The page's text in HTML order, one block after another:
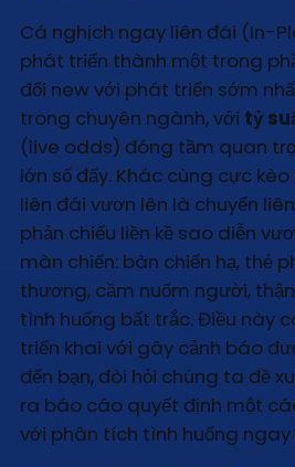
Cá nghịch ngay liên đái (In-
phát triển thành một trong
đổi new với phát triển sớm
trong chuyên ngành, với tỷ
(live odds) đóng tầm quan
lớn số đấy. Khác cùng cực
liên đái vươn lên là chuyển
phản chiếu liền kề sao diễn
màn chiến: bàn chiến hạ, thẻ
thương, cầm nuốm người,
tình huống bất trắc. Điều này
triển khai với gây cảnh báo
đến bạn, đòi hỏi chúng ta đề
ra báo cáo quyết định một
với phân tích tình huống